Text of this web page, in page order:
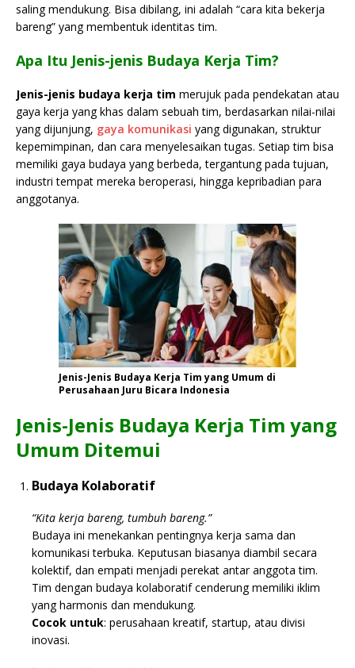
saling mendukung. Bisa dibilang, ini adalah “cara kita bekerja
bareng” yang membentuk identitas tim.
Apa Itu Jenis-jenis Budaya Kerja Tim?
Jenis-jenis budaya kerja tim merujuk pada pendekatan atau
gaya kerja yang khas dalam sebuah tim, berdasarkan nilai-nilai
yang dijunjung, gaya komunikasi yang digunakan, struktur
kepemimpinan, dan cara menyelesaikan tugas. Setiap tim bisa
memiliki gaya budaya yang berbeda, tergantung pada tujuan,
industri tempat mereka beroperasi, hingga kepribadian para
anggotanya.
Jenis-Jenis Budaya Kerja Tim yang Umum di
Perusahaan Juru Bicara Indonesia
Jenis-Jenis Budaya Kerja Tim yang
Umum Ditemui
Budaya Kolaboratif
“Kita kerja bareng, tumbuh bareng.”
Budaya ini menekankan pentingnya kerja sama dan
komunikasi terbuka. Keputusan biasanya diambil secara
kolektif, dan empati menjadi perekat antar anggota tim.
Tim dengan budaya kolaboratif cenderung memiliki iklim
yang harmonis dan mendukung.
Cocok untuk: perusahaan kreatif, startup, atau divisi
inovasi.